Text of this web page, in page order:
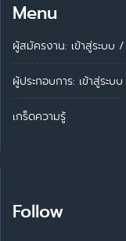
Menu
ผู้สมัครงาน: เข้าสู่ระบบ /
ผู้ประกอบการ: เข้าสู่ระบบ
เกร็ดความรู้
Follow